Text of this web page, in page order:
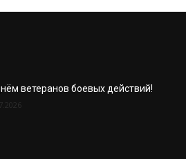
ветеранов боевых действий!